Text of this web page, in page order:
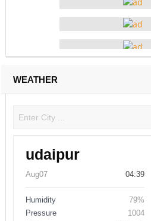
WEATHER
udaipur
Aug07 04:39
Humidity
79%
Pressure
1004